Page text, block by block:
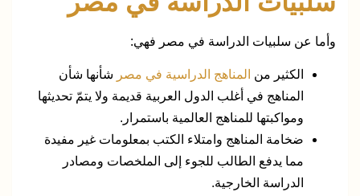
وأما عن سلبيات الدراسة في مصر فهي:
الكثير من المناهج الدراسية في مصر شأنها شأن
المناهج في أغلب الدول العربية قديمة ولا يتمّ تحديثها
ومواكبتها للمناهج العالمية باستمرار.
ضخامة المناهج وامتلاء الكتب بمعلومات غير مفيدة
مما يدفع الطالب للجوء إلى الملخصات ومصادر
الدراسة الخارجية.